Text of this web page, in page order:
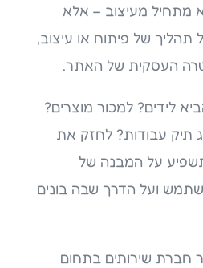
מתחיל מעיצוב – אלא
תהליך של פיתוח או עיצוב,
העסקית של האתר.
לידים? למכור מוצרים?
תיק עבודות? לחזק את
על המבנה של
ועל הדרך שבה בונים
חברת שירותים בתחום